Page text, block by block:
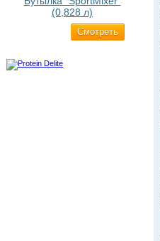
(0,828 л)
Cмотреть